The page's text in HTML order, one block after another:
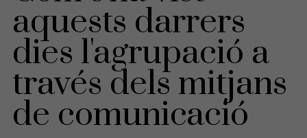
aquests darrers
dies l'agrupació a
través dels mitjans
de comunicació